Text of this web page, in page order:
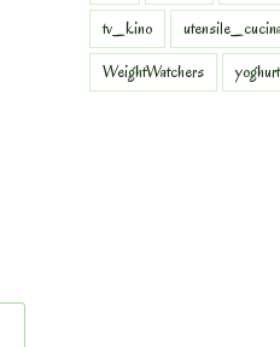
tv_kino
WeightWatchers
yoghurt